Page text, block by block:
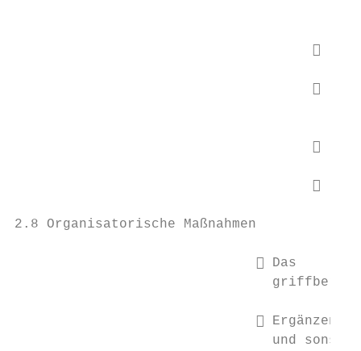




2.8 Organisatorische Maßnahmen
 Das
 Ergänzend
und